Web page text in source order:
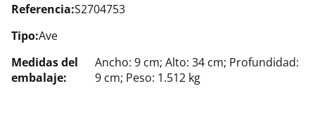
Referencia:S2704753
Tipo:Ave
Medidas del
embalaje:
Ancho: 9 cm; Alto: 34 cm; Profundidad:
9 cm; Peso: 1.512 kg